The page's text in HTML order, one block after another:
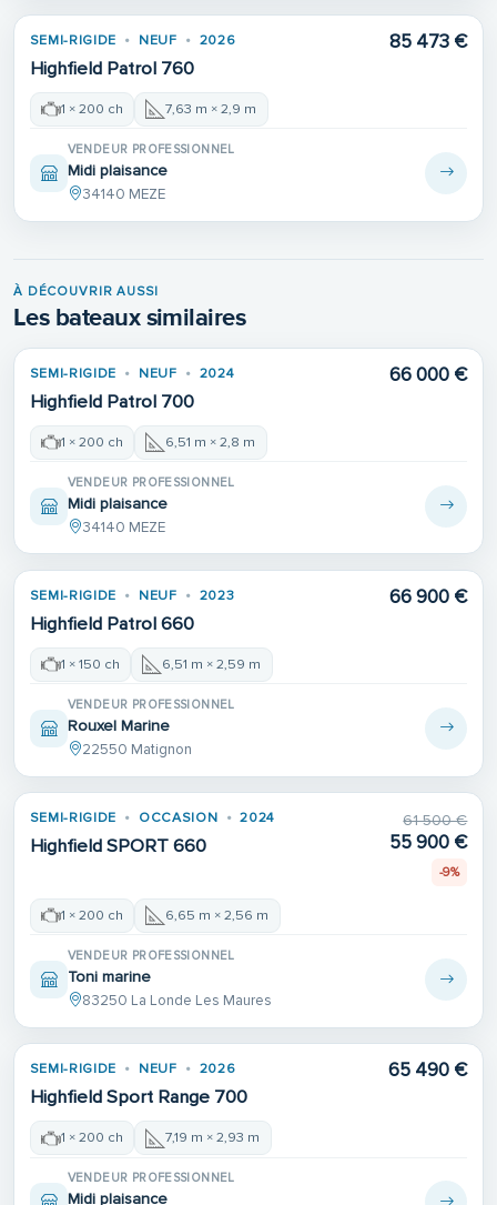
SEMI-RIGIDE NEUF 2026
Highfield Patrol 760
85 473 €
1 × 200 ch 7,63 m × 2,9 m
VENDEUR PROFESSIONNEL
Midi plaisance
34140 MEZE
À DÉCOUVRIR AUSSI
Les bateaux similaires
SEMI-RIGIDE NEUF 2024
Highfield Patrol 700
66 000 €
1 × 200 ch 6,51 m × 2,8 m
VENDEUR PROFESSIONNEL
Midi plaisance
34140 MEZE
SEMI-RIGIDE NEUF 2023
Highfield Patrol 660
66 900 €
1 × 150 ch 6,51 m × 2,59 m
VENDEUR PROFESSIONNEL
Rouxel Marine
22550 Matignon
SEMI-RIGIDE OCCASION 2024
Highfield SPORT 660
61 500 €
55 900 €
-9%
1 × 200 ch 6,65 m × 2,56 m
VENDEUR PROFESSIONNEL
Toni marine
83250 La Londe Les Maures
SEMI-RIGIDE NEUF 2026
Highfield Sport Range 700
65 490 €
1 × 200 ch 7,19 m × 2,93 m
VENDEUR PROFESSIONNEL
Midi plaisance